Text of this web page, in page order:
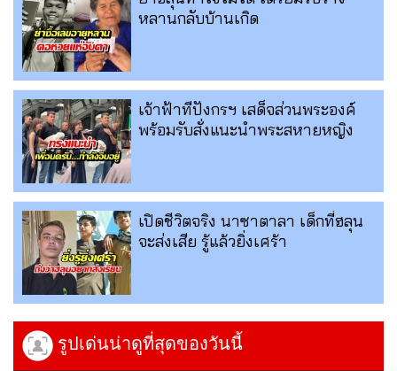
หลานกลับบ้านเกิด
เจ้าฟ้าทีปังกรฯ เสด็จส่วนพระองค์
พร้อมรับสั่งแนะนำพระสหายหญิง
เปิดชีวิตจริง นาซาตาลา เด็กที่ฮลุน
จะส่งเสีย รู้แล้วยิ่งเศร้า
รูปเด่นน่าดูที่สุดของวันนี้